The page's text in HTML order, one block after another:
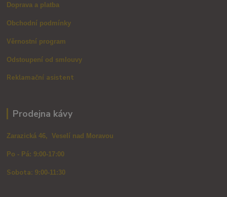
Doprava a platba
Obchodní podmínky
Věrnostní program
Odstoupení od smlouvy
Reklamační asistent
Prodejna kávy
Zarazická 46, Veselí nad Moravou
Po - Pá: 9:00-17:00
Sobota: 9:00-11:30